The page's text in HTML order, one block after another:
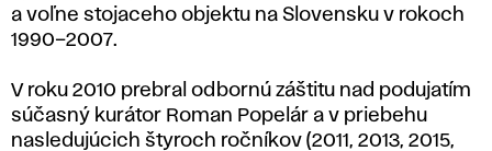
a voľne stojaceho objektu na Slovensku v rokoch
1990–2007.
V roku 2010 prebral odbornú záštitu nad podujatím
súčasný kurátor Roman Popelár a v priebehu
nasledujúcich štyroch ročníkov (2011, 2013, 2015,